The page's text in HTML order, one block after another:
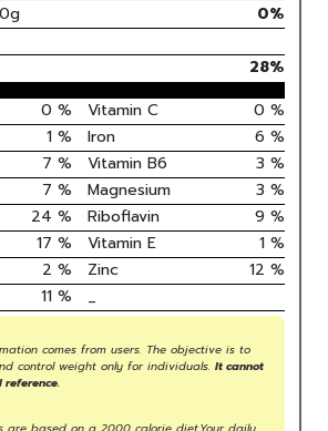
0g
0%
28%
0 % Vitamin C 0 %
1 % Iron 6 %
7 % Vitamin B6 3 %
7 % Magnesium 3 %
24 % Riboflavin 9 %
17 % Vitamin E 1 %
2 % Zinc 12 %
11 % _
comes from users. The objective is to
control weight only for individuals. It cannot